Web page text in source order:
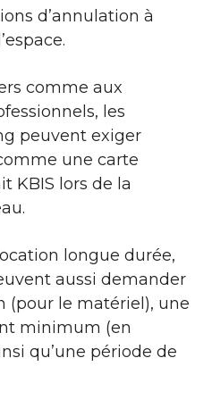
d’annulation à
comme aux
les
peuvent exiger
une carte
KBIS lors de la
longue durée,
aussi demander
(pour le matériel), une
minimum (en
qu’une période de